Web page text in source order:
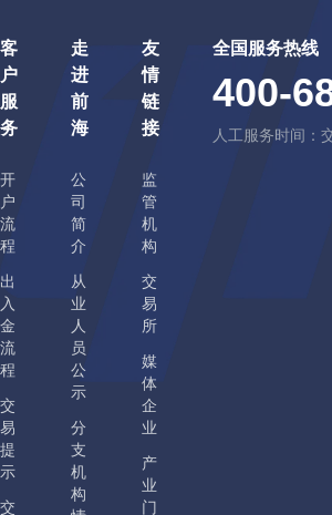
客
户
服
务
开
户
流
程
出
入
金
流
程
交
易
提
示
交
走
进
前
海
公
司
简
介
从
业
人
员
公
示
分
支
机
构
友
情
链
接
监
管
机
构
交
易
所
媒
体
企
业
产
业
门
全国服务热线
400-
人工服务时间：